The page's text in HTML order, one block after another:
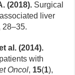
(2018). Surgical
liver
28–35.
al. (2014).
with
Oncol, 15(1),